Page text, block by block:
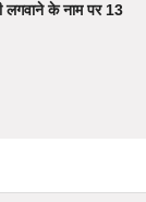
के नाम पर 13